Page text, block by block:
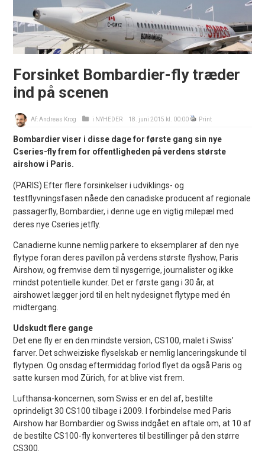
Forsinket Bombardier-fly træder
ind på scenen
Af:Andreas Krog i NYHEDER 18. juni 2015 kl. 00:00 Print
Bombardier viser i disse dage for første gang sin nye
Cseries-fly frem for offentligheden på verdens største
airshow i Paris.
(PARIS) Efter flere forsinkelser i udviklings- og
testflyvningsfasen nåede den canadiske producent af regionale
passagerfly, Bombardier, i denne uge en vigtig milepæl med
deres nye Cseries jetfly.
Canadierne kunne nemlig parkere to eksemplarer af den nye
flytype foran deres pavillon på verdens største flyshow, Paris
Airshow, og fremvise dem til nysgerrige, journalister og ikke
mindst potentielle kunder. Det er første gang i 30 år, at
airshowet lægger jord til en helt nydesignet flytype med én
midtergang.
Udskudt flere gange
Det ene fly er en den mindste version, CS100, malet i Swiss’
farver. Det schweiziske flyselskab er nemlig lanceringskunde til
flytypen. Og onsdag eftermiddag forlod flyet da også Paris og
satte kursen mod Zürich, for at blive vist frem.
Lufthansa-koncernen, som Swiss er en del af, bestilte
oprindeligt 30 CS100 tilbage i 2009. I forbindelse med Paris
Airshow har Bombardier og Swiss indgået en aftale om, at 10 af
de bestilte CS100-fly konverteres til bestillinger på den større
CS300.